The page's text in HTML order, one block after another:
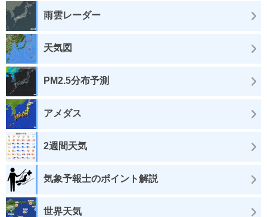
雨雲レーダー
天気図
PM2.5分布予測
アメダス
2週間天気
気象予報士のポイント解説
世界天気